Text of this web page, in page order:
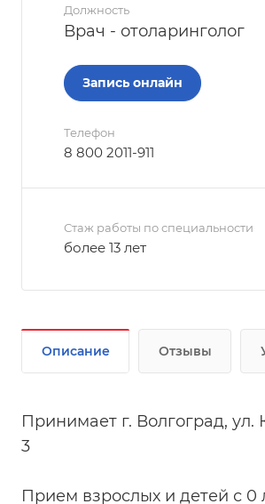
Должность
Врач - отоларинголог
Запись онлайн
Телефон
8 800 2011-911
Стаж работы по специальности
более 13 лет
Описание Отзывы
Принимает г. Волгоград, ул.
3
Прием взрослых и детей с 0